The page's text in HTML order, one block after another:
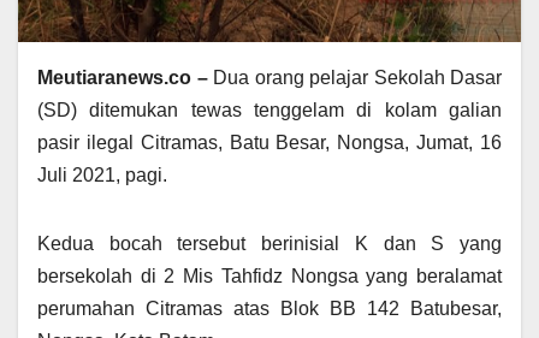
Meutiaranews.co –Dua orang pelajar Sekolah Dasar
(SD) ditemukan tewas tenggelam di kolam galian
pasir ilegal Citramas, Batu Besar, Nongsa, Jumat, 16
Juli 2021, pagi.
Kedua bocah tersebut berinisial K dan S yang
bersekolah di 2 Mis Tahfidz Nongsa yang beralamat
perumahan Citramas atas Blok BB 142 Batubesar,